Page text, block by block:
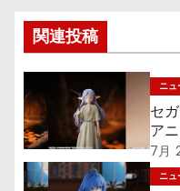
ゲ
ー
シ
ョ
ン
関連投稿
ニュ
セ
ア
300
「
7月
ニュ